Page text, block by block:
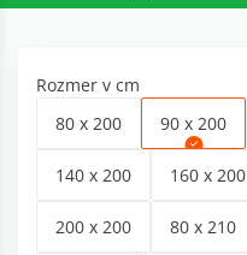
Rozmer v cm
80 x 200
90 x 200
140 x 200 160 x 200
200 x 200 80 x 210